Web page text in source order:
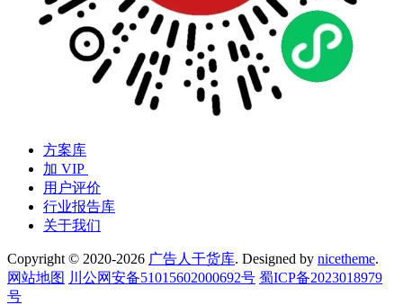
方案库
加 VIP
用户评价
行业报告库
关于我们
Copyright © 2020-2026 广告人干货库. Designed by nicetheme.
网站地图 川公网安备51015602000692号 蜀ICP备2023018979
号